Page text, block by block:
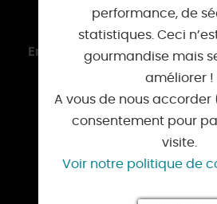
En voiture :D
En bus :
CarsREMIau départ
d'Orléans et de
Mairie :
27 Route
performance, de
statistiques. Ceci
gourmandise mais
améliorer !
A vous de nous accorder
consentement pour
visite.
Voir notre politique de